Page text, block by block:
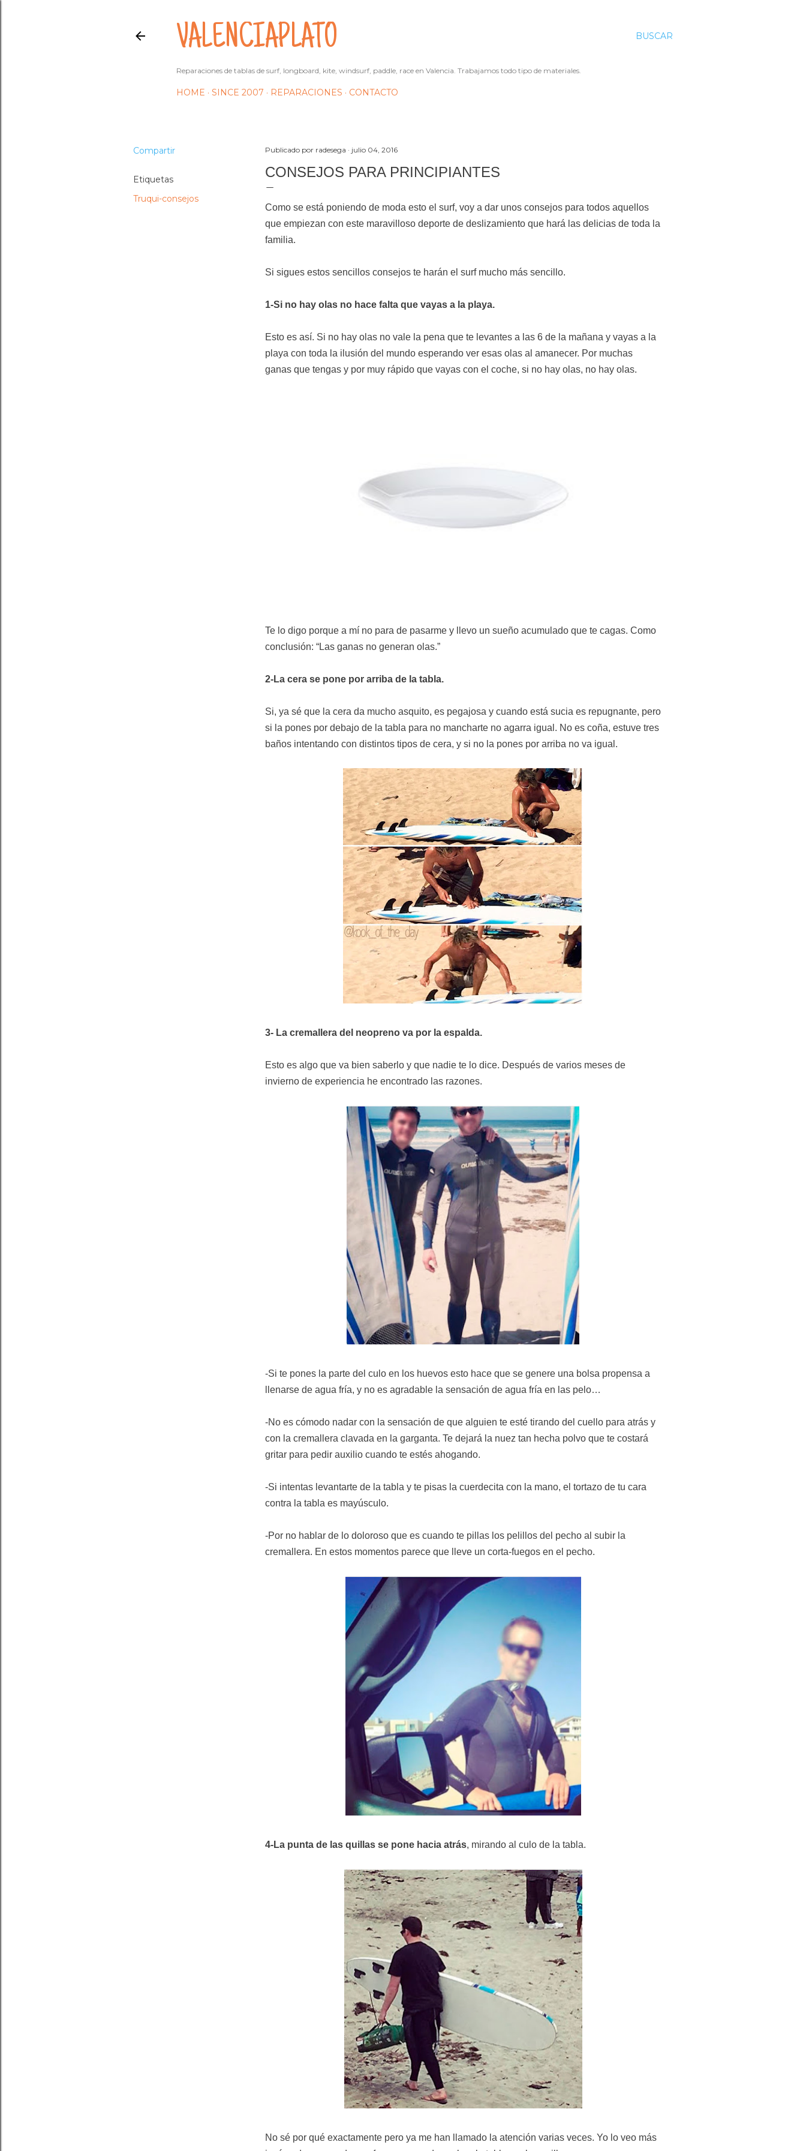
BUSCAR
VALENCIAPLATO
Reparaciones de tablas de surf, longboard, kite, windsurf, paddle, race en Valencia. Trabajamos todo tipo de materiales.
HOME SINCE 2007 REPARACIONES CONTACTO
Compartir
Etiquetas
Truqui-consejos
Publicado por radesega julio 04, 2016
CONSEJOS PARA PRINCIPIANTES
Como se está poniendo de moda esto el surf, voy a dar unos consejos para todos aquellos
que empiezan con este maravilloso deporte de deslizamiento que hará las delicias de toda la
familia.
Si sigues estos sencillos consejos te harán el surf mucho más sencillo.
1-Si no hay olas no hace falta que vayas a la playa.
Esto es así. Si no hay olas no vale la pena que te levantes a las 6 de la mañana y vayas a la
playa con toda la ilusión del mundo esperando ver esas olas al amanecer. Por muchas
ganas que tengas y por muy rápido que vayas con el coche, si no hay olas, no hay olas.
Te lo digo porque a mí no para de pasarme y llevo un sueño acumulado que te cagas. Como
conclusión: “Las ganas no generan olas.”
2-La cera se pone por arriba de la tabla.
Si, ya sé que la cera da mucho asquito, es pegajosa y cuando está sucia es repugnante, pero
si la pones por debajo de la tabla para no mancharte no agarra igual. No es coña, estuve tres
baños intentando con distintos tipos de cera, y si no la pones por arriba no va igual.
3- La cremallera del neopreno va por la espalda.
Esto es algo que va bien saberlo y que nadie te lo dice. Después de varios meses de
invierno de experiencia he encontrado las razones.
-Si te pones la parte del culo en los huevos esto hace que se genere una bolsa propensa a
llenarse de agua fría, y no es agradable la sensación de agua fría en las pelo…
-No es cómodo nadar con la sensación de que alguien te esté tirando del cuello para atrás y
con la cremallera clavada en la garganta. Te dejará la nuez tan hecha polvo que te costará
gritar para pedir auxilio cuando te estés ahogando.
-Si intentas levantarte de la tabla y te pisas la cuerdecita con la mano, el tortazo de tu cara
contra la tabla es mayúsculo.
-Por no hablar de lo doloroso que es cuando te pillas los pelillos del pecho al subir la
cremallera. En estos momentos parece que lleve un corta-fuegos en el pecho.
4-La punta de las quillas se pone hacia atrás, mirando al culo de la tabla.
No sé por qué exactamente pero ya me han llamado la atención varias veces. Yo lo veo más